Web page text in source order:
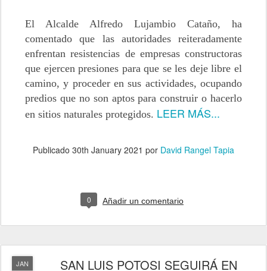
El Alcalde Alfredo Lujambio Cataño, ha
comentado que las autoridades reiteradamente
enfrentan resistencias de empresas constructoras
que ejercen presiones para que se les deje libre el
camino, y proceder en sus actividades, ocupando
predios que no son aptos para construir o hacerlo
en sitios naturales protegidos. LEER MÁS...
Publicado 30th January 2021 por David Rangel Tapia
0 Añadir un comentario
JAN
SAN LUIS POTOSI SEGUIRÁ EN